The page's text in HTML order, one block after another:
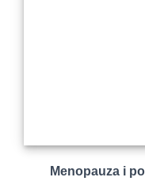
Menopauza i